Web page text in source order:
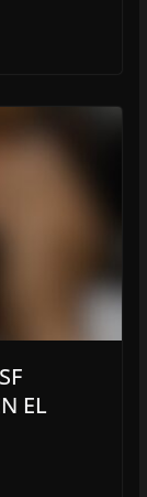
EL